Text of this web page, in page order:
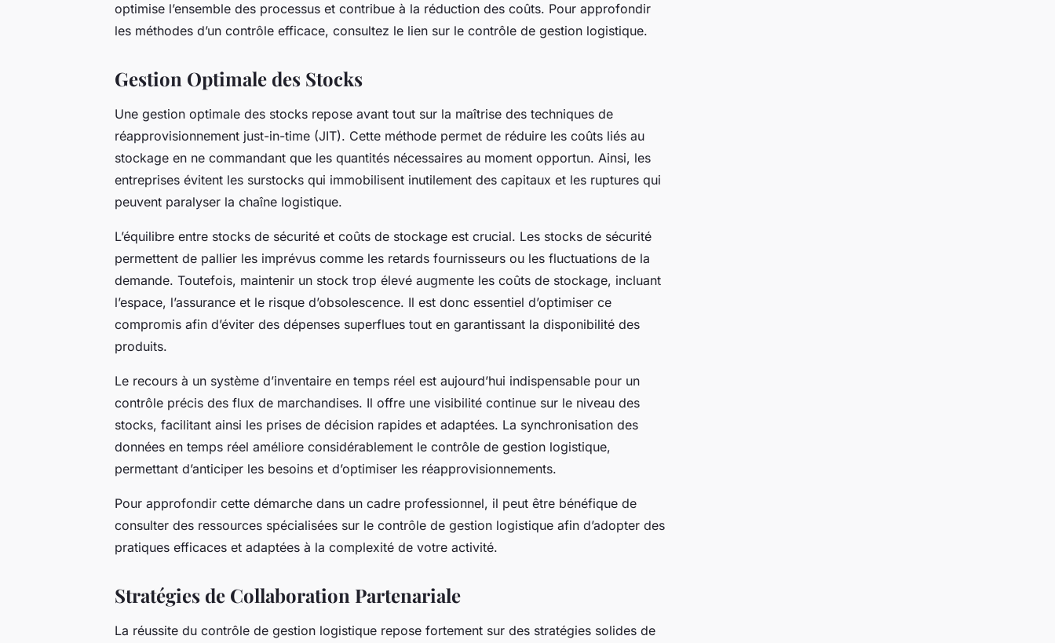
optimise l’ensemble des processus et contribue à la réduction des coûts. Pour approfondir
les méthodes d’un contrôle efficace, consultez le lien sur le contrôle de gestion logistique.
Gestion Optimale des Stocks
Une gestion optimale des stocks repose avant tout sur la maîtrise des techniques de
réapprovisionnement just-in-time (JIT). Cette méthode permet de réduire les coûts liés au
stockage en ne commandant que les quantités nécessaires au moment opportun. Ainsi, les
entreprises évitent les surstocks qui immobilisent inutilement des capitaux et les ruptures qui
peuvent paralyser la chaîne logistique.
L’équilibre entre stocks de sécurité et coûts de stockage est crucial. Les stocks de sécurité
permettent de pallier les imprévus comme les retards fournisseurs ou les fluctuations de la
demande. Toutefois, maintenir un stock trop élevé augmente les coûts de stockage, incluant
l’espace, l’assurance et le risque d’obsolescence. Il est donc essentiel d’optimiser ce
compromis afin d’éviter des dépenses superflues tout en garantissant la disponibilité des
produits.
Le recours à un système d’inventaire en temps réel est aujourd’hui indispensable pour un
contrôle précis des flux de marchandises. Il offre une visibilité continue sur le niveau des
stocks, facilitant ainsi les prises de décision rapides et adaptées. La synchronisation des
données en temps réel améliore considérablement le contrôle de gestion logistique,
permettant d’anticiper les besoins et d’optimiser les réapprovisionnements.
Pour approfondir cette démarche dans un cadre professionnel, il peut être bénéfique de
consulter des ressources spécialisées sur le contrôle de gestion logistique afin d’adopter des
pratiques efficaces et adaptées à la complexité de votre activité.
Stratégies de Collaboration Partenariale
La réussite du contrôle de gestion logistique repose fortement sur des stratégies solides de